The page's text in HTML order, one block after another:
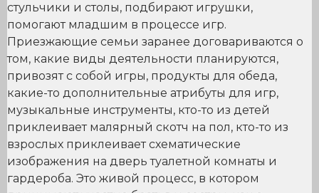
стульчики и столы, подбирают игрушки,
помогают младшим в процессе игр.
Приезжающие семьи заранее договариваются о
том, какие виды деятельности планируются,
привозят с собой игры, продукты для обеда,
какие-то дополнительные атрибуты для игр,
музыкальные инструменты, кто-то из детей
приклеивает малярный скотч на пол, кто-то из
взрослых приклеивает схематические
изображения на дверь туалетной комнаты и
гардероба. Это живой процесс, в котором